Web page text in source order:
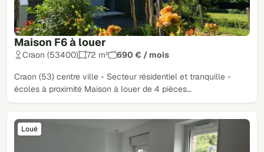
Maison F6 à louer
Craon (53400) 72 m² 690 € / mois
Craon (53) centre ville - Secteur résidentiel et tranquille -
écoles à proximité Maison à louer de 4 pièces…
Loué